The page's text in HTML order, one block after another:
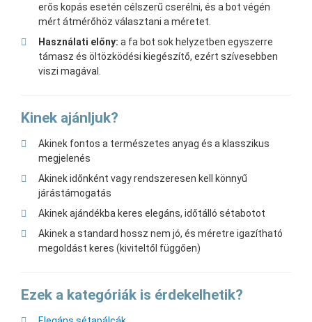
erős kopás esetén célszerű cserélni, és a bot végén
mért átmérőhöz választani a méretet.
Használati előny: a fa bot sok helyzetben egyszerre
támasz és öltözködési kiegészítő, ezért szívesebben
viszi magával.
Kinek ajánljuk?
Akinek fontos a természetes anyag és a klasszikus
megjelenés
Akinek időnként vagy rendszeresen kell könnyű
járástámogatás
Akinek ajándékba keres elegáns, időtálló sétabotot
Akinek a standard hossz nem jó, és méretre igazítható
megoldást keres (kiviteltől függően)
Ezek a kategóriák is érdekelhetik?